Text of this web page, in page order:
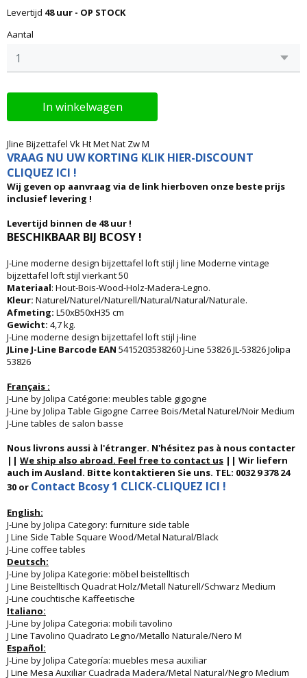
Levertijd 48 uur - OP STOCK
Aantal
In winkelwagen
Jline Bijzettafel Vk Ht Met Nat Zw M
VRAAG NU UW KORTING KLIK HIER-DISCOUNT
CLIQUEZ ICI !
Wij geven op aanvraag via de link hierboven onze beste prijs
inclusief levering !
Levertijd binnen de 48 uur !
BESCHIKBAAR BIJ BCOSY !
J-Line moderne design bijzettafel loft stijl j line Moderne vintage
bijzettafel loft stijl vierkant 50
Materiaal: Hout-Bois-Wood-Holz-Madera-Legno.
Kleur: Naturel/Naturel/Naturell/Natural/Natural/Naturale.
Afmeting: L50xB50xH35 cm
Gewicht: 4,7 kg.
J-Line moderne design bijzettafel loft stijl j-line
JLine J-Line Barcode EAN 5415203538260 J-Line 53826 JL-53826 Jolipa
53826
Français :
J-Line by Jolipa Catégorie: meubles table gigogne
J-Line by Jolipa Table Gigogne Carree Bois/Metal Naturel/Noir Medium
J-Line tables de salon basse
Nous livrons aussi à l'étranger. N'hésitez pas à nous contacter
|| We ship also abroad. Feel free to contact us || Wir liefern
auch im Ausland. Bitte kontaktieren Sie uns. TEL: 0032 9 378 24
30 or Contact Bcosy 1 CLICK-CLIQUEZ ICI !
English:
J-Line by Jolipa Category: furniture side table
J Line Side Table Square Wood/Metal Natural/Black
J-Line coffee tables
Deutsch:
J-Line by Jolipa Kategorie: möbel beistelltisch
J Line Beistelltisch Quadrat Holz/Metall Naturell/Schwarz Medium
J-Line couchtische Kaffeetische
Italiano:
J-Line by Jolipa Categoria: mobili tavolino
J Line Tavolino Quadrato Legno/Metallo Naturale/Nero M
Español:
J-Line by Jolipa Categoría: muebles mesa auxiliar
J Line Mesa Auxiliar Cuadrada Madera/Metal Natural/Negro Medium